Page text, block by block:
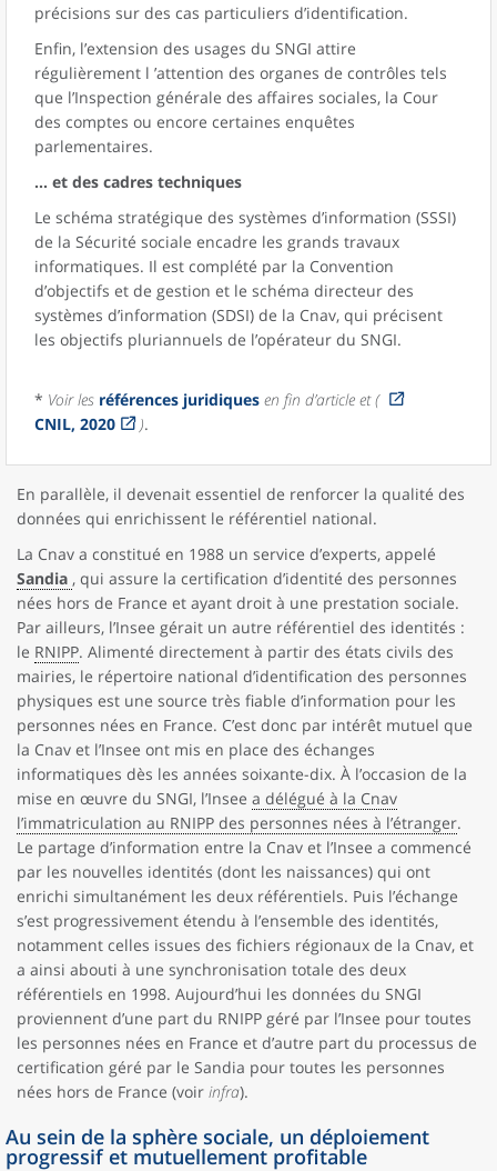
précisions sur des cas particuliers d’identification.
Enfin, l’extension des usages du SNGI attire
régulièrement l ’attention des organes de contrôles tels
que l’Inspection générale des affaires sociales, la Cour
des comptes ou encore certaines enquêtes
parlementaires.
... et des cadres techniques
Le schéma stratégique des systèmes d’information (SSSI)
de la Sécurité sociale encadre les grands travaux
informatiques. Il est complété par la Convention
d’objectifs et de gestion et le schéma directeur des
systèmes d’information (SDSI) de la Cnav, qui précisent
les objectifs pluriannuels de l’opérateur du SNGI.
* Voir les références juridiques en fin d’article et (
CNIL, 2020
).
En parallèle, il devenait essentiel de renforcer la qualité des
données qui enrichissent le référentiel national.
La Cnav a constitué en 1988 un service d’experts, appelé
Sandia , qui assure la certification d’identité des personnes
nées hors de France et ayant droit à une prestation sociale.
Par ailleurs, l’Insee gérait un autre référentiel des identités :
le RNIPP. Alimenté directement à partir des états civils des
mairies, le répertoire national d’identification des personnes
physiques est une source très fiable d’information pour les
personnes nées en France. C’est donc par intérêt mutuel que
la Cnav et l’Insee ont mis en place des échanges
informatiques dès les années soixante-dix. À l’occasion de la
mise en œuvre du SNGI, l’Insee a délégué à la Cnav
l’immatriculation au RNIPP des personnes nées à l’étranger.
Le partage d’information entre la Cnav et l’Insee a commencé
par les nouvelles identités (dont les naissances) qui ont
enrichi simultanément les deux référentiels. Puis l’échange
s’est progressivement étendu à l’ensemble des identités,
notamment celles issues des fichiers régionaux de la Cnav, et
a ainsi abouti à une synchronisation totale des deux
référentiels en 1998. Aujourd’hui les données du SNGI
proviennent d’une part du RNIPP géré par l’Insee pour toutes
les personnes nées en France et d’autre part du processus de
certification géré par le Sandia pour toutes les personnes
nées hors de France (voir infra).
Au sein de la sphère sociale, un déploiement
progressif et mutuellement profitable